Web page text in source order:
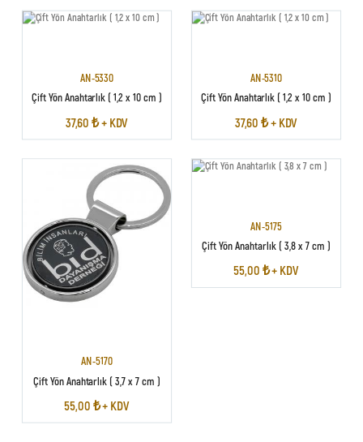
AN-5330
Çift Yön Anahtarlık ( 1,2 x 10 cm )
37,60 ₺ + KDV
AN-5310
Çift Yön Anahtarlık ( 1,2 x 10 cm )
37,60 ₺ + KDV
AN-5170
Çift Yön Anahtarlık ( 3,7 x 7 cm )
55,00 ₺ + KDV
AN-5175
Çift Yön Anahtarlık ( 3,8 x 7 cm )
55,00 ₺ + KDV